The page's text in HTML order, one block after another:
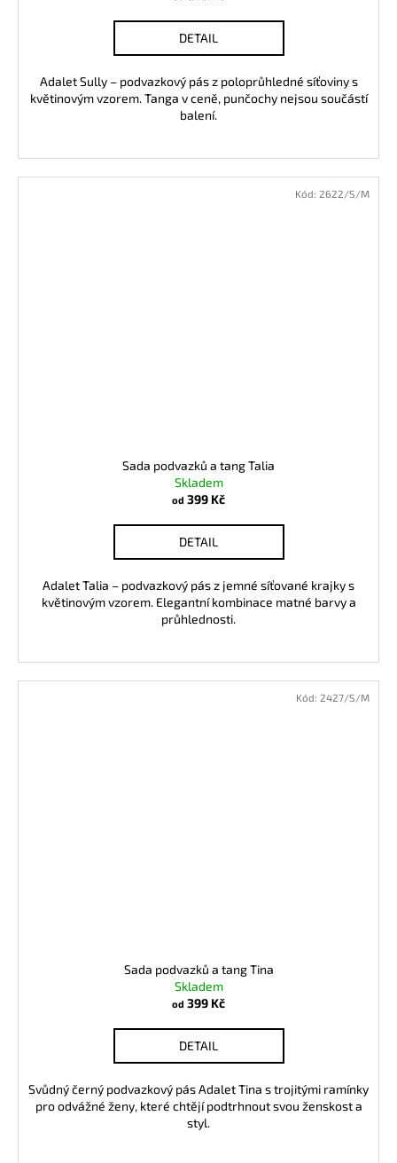
DETAIL
Adalet Sully – podvazkový pás z poloprůhledné síťoviny s
květinovým vzorem. Tanga v ceně, punčochy nejsou součástí
balení.
Sada podvazků a tang Talia
Skladem
od 399 Kč
DETAIL
Adalet Talia – podvazkový pás z jemné síťované krajky s
květinovým vzorem. Elegantní kombinace matné barvy a
průhlednosti.
Kód: 2622/S/M
Sada podvazků a tang Tina
Skladem
od 399 Kč
DETAIL
Svůdný černý podvazkový pás Adalet Tina s trojitými ramínky
pro odvážné ženy, které chtějí podtrhnout svou ženskost a
styl.
Kód: 2427/S/M